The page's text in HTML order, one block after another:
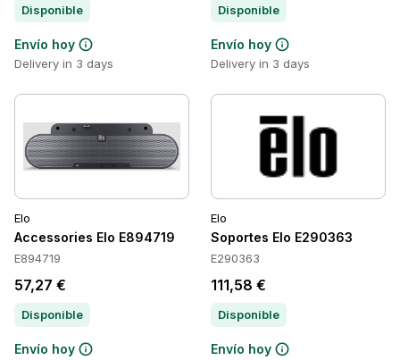
Disponible
Envío hoy
Delivery in 3 days
Disponible
Envío hoy
Delivery in 3 days
Elo
Accessories Elo E894719
E894719
57,27 €
Disponible
Envío hoy
Elo
Soportes Elo E290363
E290363
111,58 €
Disponible
Envío hoy